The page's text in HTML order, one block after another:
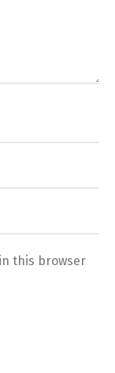
this browser